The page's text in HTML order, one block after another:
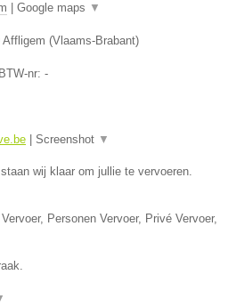
Google maps ▼
Affligem (Vlaams-Brabant)
nr: -
Screenshot ▼
wij klaar om jullie te vervoeren.
Personen Vervoer, Privé Vervoer,